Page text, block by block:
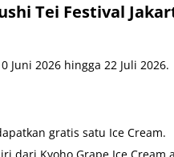
Tei Festival
Juni 2026 hingga 22 Juli 2026.
gratis satu Ice Cream.